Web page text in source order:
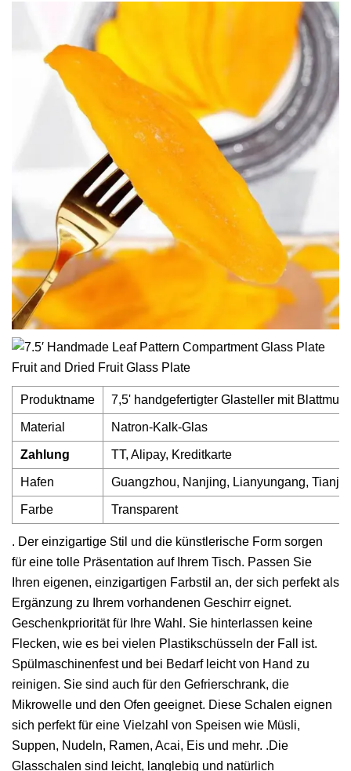
Produktname 7,5' handgefertigter Glasteller mit
Material Natron-Kalk-Glas
Zahlung TT, Alipay, Kreditkarte
Hafen Guangzhou, Nanjing, Lianyungang,
Farbe Transparent
. Der einzigartige Stil und die künstlerische Form sorgen
für eine tolle Präsentation auf Ihrem Tisch. Passen Sie
Ihren eigenen, einzigartigen Farbstil an, der sich perfekt als
Ergänzung zu Ihrem vorhandenen Geschirr eignet.
Geschenkpriorität für Ihre Wahl. Sie hinterlassen keine
Flecken, wie es bei vielen Plastikschüsseln der Fall ist.
Spülmaschinenfest und bei Bedarf leicht von Hand zu
reinigen. Sie sind auch für den Gefrierschrank, die
Mikrowelle und den Ofen geeignet. Diese Schalen eignen
sich perfekt für eine Vielzahl von Speisen wie Müsli,
Suppen, Nudeln, Ramen, Acai, Eis und mehr. .Die
Glasschalen sind leicht, langlebig und natürlich